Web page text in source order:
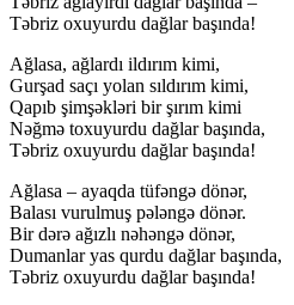
Təbriz oxuyurdu dağlar başında!
Ağlasa, ağlardı ildırım kimi,
Gurşad saçı yolan sıldırım kimi,
Qapıb şimşəkləri bir şırım kimi
Nəğmə toxuyurdu dağlar başında,
Təbriz oxuyurdu dağlar başında!
Ağlasa – ayaqda tüfəngə dönər,
Balası vurulmuş pələngə dönər.
Bir dərə ağızlı nəhəngə dönər,
Dumanlar yas qurdu dağlar başında,
Təbriz oxuyurdu dağlar başında!